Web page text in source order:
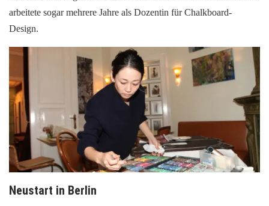
arbeitete sogar mehrere Jahre als Dozentin für Chalkboard-
Design.
Neustart in Berlin